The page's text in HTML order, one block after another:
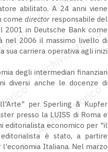
abilitato. A 24 anni viene
comedirectorresponsabile del
2001 in Deutsche Bank come
nel 2006 il massimo livello di
sua carriera operativa agli inizi
degli intermediari finanziari
diversi anche le docenze di
per Sperling & Kupfer
presso la LUISS di Roma e
editorialista economico per "il
è stato, a partire
l'economia Italiana. Nel marzo